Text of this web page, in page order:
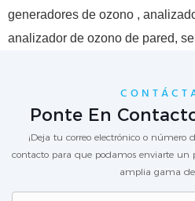
generadores de ozono ,
analizador de ozono de pared,
Ponte En
¡Deja tu correo electrónico o número
contacto para que podamos enviarte un
amplia gama de